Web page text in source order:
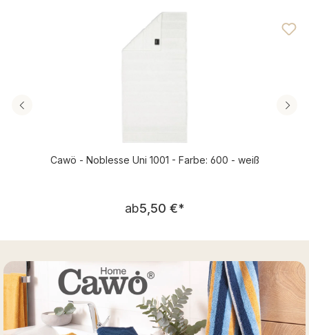
Durchschnittliche Bewertung von 4.7 von 5 Sternen
Cawö - Noblesse Uni 1001 - Farbe: 600 - weiß
Regulärer Preis:
ab5,50 €*